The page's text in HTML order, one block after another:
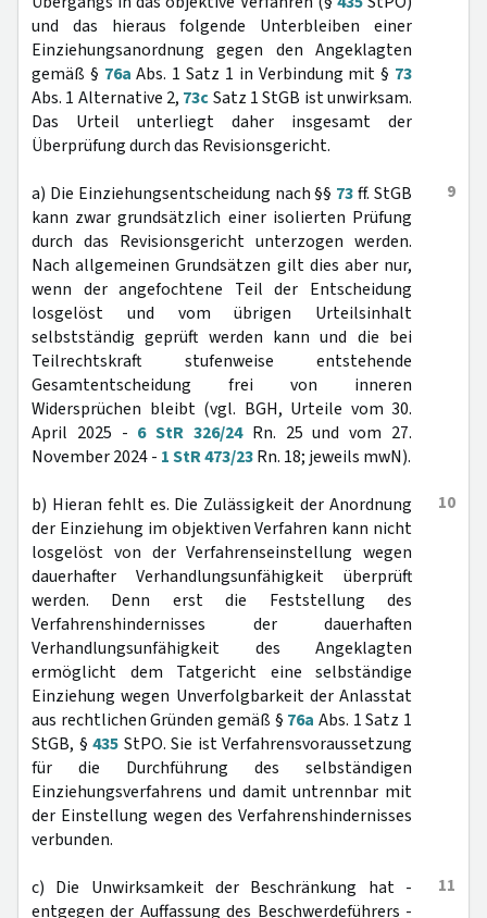
und das hieraus folgende Unterbleiben einer
Einziehungsanordnung gegen den Angeklagten
gemäß § 76a Abs. 1 Satz 1 in Verbindung mit § 73
Abs. 1 Alternative 2, 73cSatz 1 StGB ist unwirksam.
Das Urteil unterliegt daher insgesamt der
Überprüfung durch das Revisionsgericht.
9
a) Die Einziehungsentscheidung nach §§ 73ff. StGB
kann zwar grundsätzlich einer isolierten Prüfung
durch das Revisionsgericht unterzogen werden.
Nach allgemeinen Grundsätzen gilt dies aber nur,
wenn der angefochtene Teil der Entscheidung
losgelöst und vom übrigen Urteilsinhalt
selbstständig geprüft werden kann und die bei
Teilrechtskraft stufenweise entstehende
Gesamtentscheidung frei von inneren
Widersprüchen bleibt (vgl. BGH, Urteile vom 30.
April 2025 - 6 StR 326/24Rn. 25 und vom 27.
November 2024 - 1 StR 473/23Rn. 18; jeweils mwN).
10
b) Hieran fehlt es. Die Zulässigkeit der Anordnung
der Einziehung im objektiven Verfahren kann nicht
losgelöst von der Verfahrenseinstellung wegen
dauerhafter Verhandlungsunfähigkeit überprüft
werden. Denn erst die Feststellung des
Verfahrenshindernisses der dauerhaften
Verhandlungsunfähigkeit des Angeklagten
ermöglicht dem Tatgericht eine selbständige
Einziehung wegen Unverfolgbarkeit der Anlasstat
aus rechtlichen Gründen gemäß § 76a Abs. 1 Satz 1
StGB, § 435 StPO. Sie ist Verfahrensvoraussetzung
für die Durchführung des selbständigen
Einziehungsverfahrens und damit untrennbar mit
der Einstellung wegen des Verfahrenshindernisses
verbunden.
11
c) Die Unwirksamkeit der Beschränkung hat -
entgegen der Auffassung des Beschwerdeführers -